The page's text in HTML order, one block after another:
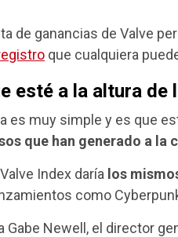
de ganancias de Valve
que cualquiera
esté a la altura de
es muy simple y es que
que han generado a la
Index daría los
como
Newell, el director